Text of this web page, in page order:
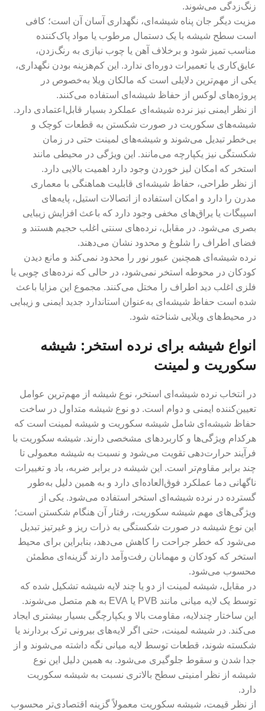
زنگ‌زدگی می‌شوند.
مزیت دیگر جان پناه شیشه‌ای، نگهداری آسان آن است؛ کافی
است سطح شیشه با یک دستمال مرطوب یا مواد پاک‌کننده
مناسب تمیز شود و برخلاف آهن یا چوب نیازی به رنگ‌زدن،
عایق‌کاری یا تعمیرات دوره‌ای ندارد. این کم‌هزینه بودن نگهداری،
یکی از مهم‌ترین دلایلی است که مالکان ویلا به‌خصوص در
پروژه‌های لوکس از حفاظ شیشه‌ای استفاده می‌کنند.
از نظر ایمنی نیز نرده شیشه‌ای عملکرد بسیار قابل‌اعتمادی دارد.
شیشه‌های سکوریت در صورت شکستن به قطعات کوچک و
بی‌خطر تبدیل می‌شوند و شیشه‌های لمینت حتی در زمان
شکستگی نیز یکپارچه می‌مانند. این ویژگی در محیطی مانند
استخر که امکان لیز خوردن وجود دارد اهمیت بالایی دارد.
از نظر طراحی، حفاظ شیشه‌ای قابلیت هماهنگی با معماری
مدرن را دارد و امکان استفاده از اتصالات استیل، پایه‌های
اسپیگات یا یراق‌های مخفی وجود دارد که باعث افزایش زیبایی
بصری می‌شود. در مقابل، نرده‌های سنتی اغلب حجیم هستند و
فضای اطراف را شلوغ و محدود نشان می‌دهند.
نرده شیشه‌ای همچنین عبور نور را محدود نمی‌کند و مانع دیدن
کودکان در محوطه استخر نمی‌شود، در حالی که نرده‌های چوبی یا
فلزی اغلب دید اطراف را مختل می‌کنند. مجموع این مزایا باعث
شده است حفاظ شیشه‌ای به‌عنوان استاندارد جدید ایمنی و زیبایی
در محیط‌های ویلایی شناخته شود.
انواع شیشه برای نرده استخر: شیشه
سکوریت و لمینت
در انتخاب نرده شیشه‌ای استخر، نوع شیشه از مهم‌ترین عوامل
تعیین‌کننده ایمنی و دوام است. دو نوع شیشه متداول در ساخت
حفاظ شیشه‌ای شامل شیشه سکوریت و شیشه لمینت است که
هرکدام ویژگی‌ها و کاربردهای مشخصی دارند. شیشه سکوریت با
فرآیند حرارت‌دهی تقویت می‌شود و نسبت به شیشه معمولی تا
چند برابر مقاوم‌تر است. این شیشه در برابر ضربه، باد و تغییرات
ناگهانی دما عملکرد فوق‌العاده‌ای دارد و به همین دلیل به‌طور
گسترده در نرده شیشه‌ای استخر استفاده می‌شود. یکی از
ویژگی‌های مهم شیشه سکوریت، رفتار آن هنگام شکستن است؛
این نوع شیشه در صورت شکستگی به ذرات ریز و غیرتیز تبدیل
می‌شود که خطر جراحت را کاهش می‌دهد، بنابراین برای محیط
استخر که کودکان و مهمانان رفت‌وآمد دارند گزینه‌ای مطمئن
محسوب می‌شود.
در مقابل، شیشه لمینت از دو یا چند لایه شیشه تشکیل شده که
توسط یک لایه میانی مانند PVB یا EVA به هم متصل می‌شوند.
این ساختار چندلایه، مقاومت بالا و یکپارچگی بسیار بیشتری ایجاد
می‌کند. در شیشه لمینت، حتی اگر لایه‌های بیرونی ترک بردارند یا
شکسته شوند، قطعات توسط لایه میانی نگه داشته می‌شوند و از
جدا شدن و سقوط جلوگیری می‌شود. به همین دلیل این نوع
شیشه از نظر امنیتی سطح بالاتری نسبت به شیشه سکوریت
دارد.
از نظر قیمت، شیشه سکوریت معمولاً گزینه اقتصادی‌تر محسوب